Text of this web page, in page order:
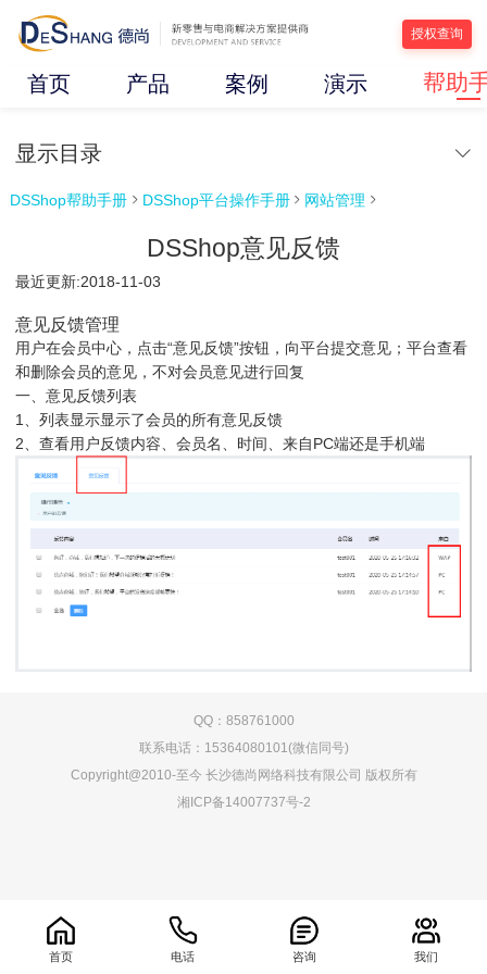
授权查询
首页 产品 案例 演示 帮助
显示目录
DSShop帮助手册  DSShop平台操作手册  网站管理 
DSShop意见反馈
最近更新:2018-11-03
意见反馈管理
用户在会员中心，点击“意见反馈”按钮，向平台提交意见；平台查看
和删除会员的意见，不对会员意见进行回复
一、意见反馈列表
1、列表显示显示了会员的所有意见反馈
2、查看用户反馈内容、会员名、时间、来自PC端还是手机端
QQ：858761000
联系电话：15364080101(微信同号)
Copyright@2010-至今 长沙德尚网络科技有限公司 版权所有
湘ICP备14007737号-2
首页 电话 咨询 我们
0.068549s